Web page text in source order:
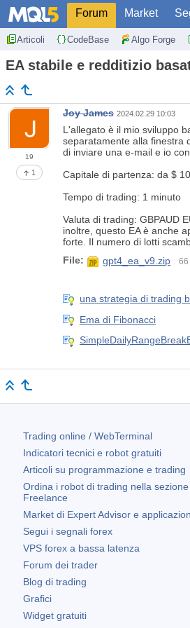
Forum Market
Articoli CodeBase Algo Forge
EA stabile e redditizio
19
1
Joy James 2024.02.29 10:03
L'allegato è il mio sviluppo
separatamente alla finestra
di inviare una e-mail e io
Capitale di partenza: da $
Tempo di trading: 1 minuto
Valuta di trading: GBPAUD
inoltre, questo EA è anche
forte. Il numero di lotti
File:
gpt4_ea_v9.zip 66
una strategia di trading
Ema di Fibonacci
Trading online / WebTerminal
Indicatori tecnici e robot gratuiti
Articoli su programmazione e trading
Ordina i robot di trading nella sezione
Freelance
Market di Expert Advisor e
Segui i segnali forex
VPS forex a bassa latenza
Forum dei trader
Blog di trading
Grafici
Widget gratuiti